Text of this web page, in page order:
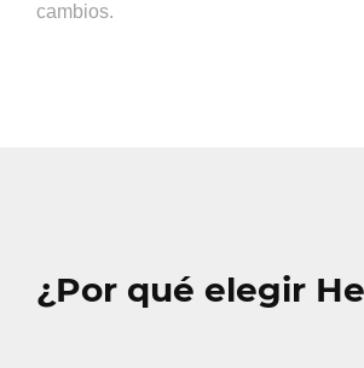
cambios.
¿Por qué elegir